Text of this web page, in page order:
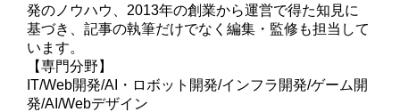
発のノウハウ、2013年の創業から運営で得た知見に
基づき、記事の執筆だけでなく編集・監修も担当して
います。
【専門分野】
IT/Web開発/AI・ロボット開発/インフラ開発/ゲーム開
発/AI/Webデザイン